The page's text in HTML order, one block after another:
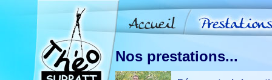
Nos prestations...